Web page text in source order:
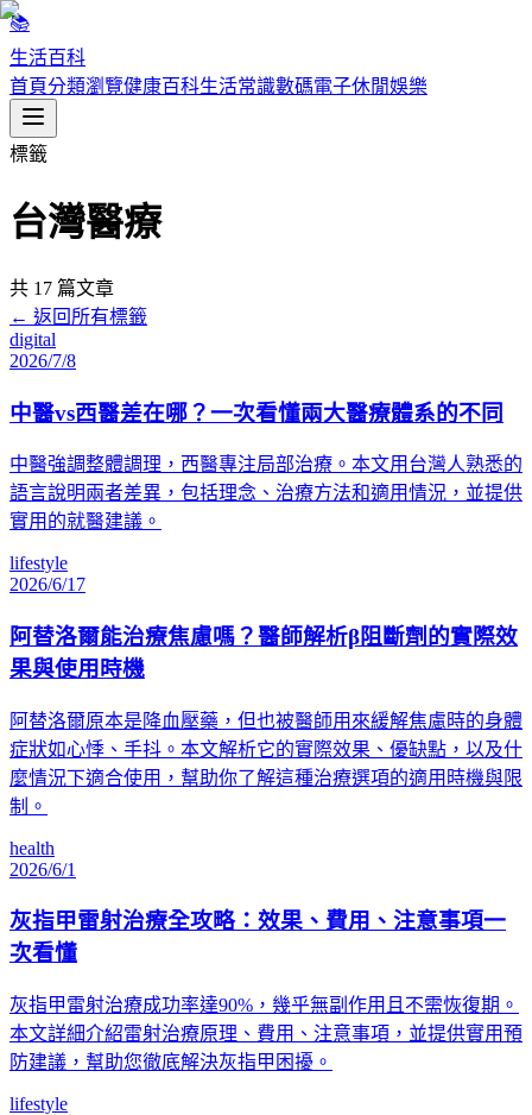
📚
生活百科
首頁分類瀏覽健康百科生活常識數碼電子休閒娛樂
標籤
台灣醫療
共 17 篇文章
← 返回所有標籤
digital
2026/7/8
中醫vs西醫差在哪？一次看懂兩大醫療體系的不同
中醫強調整體調理，西醫專注局部治療。本文用台灣人熟悉的
語言說明兩者差異，包括理念、治療方法和適用情況，並提供
實用的就醫建議。
lifestyle
2026/6/17
阿替洛爾能治療焦慮嗎？醫師解析β阻斷劑的實際效
果與使用時機
阿替洛爾原本是降血壓藥，但也被醫師用來緩解焦慮時的身體
症狀如心悸、手抖。本文解析它的實際效果、優缺點，以及什
麼情況下適合使用，幫助你了解這種治療選項的適用時機與限
制。
health
2026/6/1
灰指甲雷射治療全攻略：效果、費用、注意事項一
次看懂
灰指甲雷射治療成功率達90%，幾乎無副作用且不需恢復期。
本文詳細介紹雷射治療原理、費用、注意事項，並提供實用預
防建議，幫助您徹底解決灰指甲困擾。
lifestyle